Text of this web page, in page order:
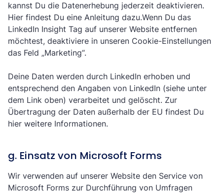
kannst Du die Datenerhebung jederzeit deaktivieren.
Hier findest Du eine Anleitung dazu.Wenn Du das
LinkedIn Insight Tag auf unserer Website entfernen
möchtest, deaktiviere in unseren Cookie-Einstellungen
das Feld „Marketing“.
Deine Daten werden durch LinkedIn erhoben und
entsprechend den Angaben von LinkedIn (siehe unter
dem Link oben) verarbeitet und gelöscht. Zur
Übertragung der Daten außerhalb der EU findest Du
hier weitere Informationen.
g. Einsatz von Microsoft Forms
Wir verwenden auf unserer Website den Service von
Microsoft Forms zur Durchführung von Umfragen